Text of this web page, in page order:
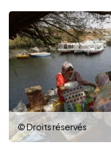
© Droits réservés